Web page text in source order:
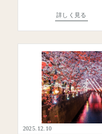
詳しく見る
2025.12.10